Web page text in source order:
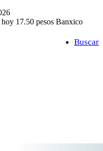
17.50 pesos Banxico
Buscar